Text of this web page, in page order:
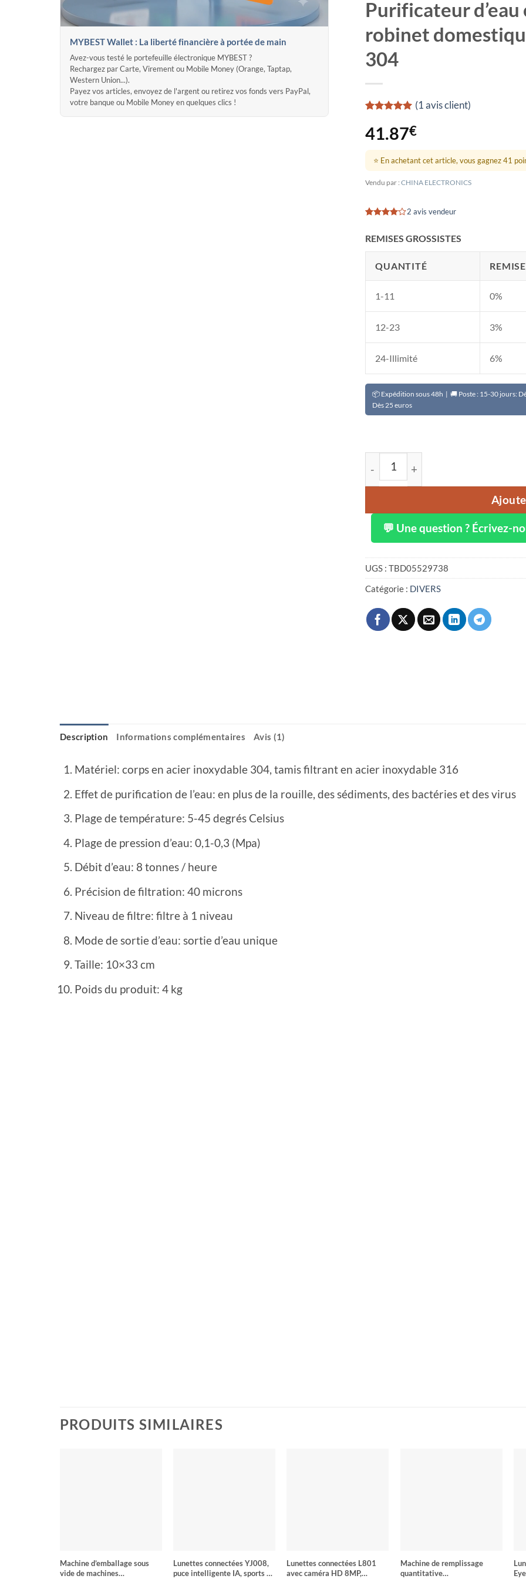
MYBEST Wallet : La liberté financière à portée de main
Avez-vous testé le portefeuille électronique MYBEST ?
Rechargez par Carte, Virement ou Mobile Money (Orange, Taptap,
Western Union...).
Payez vos articles, envoyez de l'argent ou retirez vos fonds vers PayPal,
votre banque ou Mobile Money en quelques clics !
Purificateur d’eau
robinet
304
5 basé sur
notation
client
(1avis client)
41.87€
⭐ En achetant cet article, vous gagnez 41
Vendu par :CHINA ELECTRONICS
basé sur
2 avis vendeur
REMISES GROSSISTES
QUANTITÉ REMISE
1-11 0%
12-23 3%
24-Illimité 6%
📦 Expédition sous 48h | 🚚 Poste : 15-30 jours:
Dès 25 euros
quantité de Purificateur d'eau
💬 Une question ? Écrivez-
UGS :TBD05529738
Catégorie : DIVERS
Description Informations complémentaires Avis (1)
Matériel: corps en acier inoxydable 304, tamis filtrant en acier inoxydable 316
Effet de purification de l’eau: en plus de la rouille, des sédiments, des bactéries et des virus
Plage de température: 5-45 degrés Celsius
Plage de pression d’eau: 0,1-0,3 (Mpa)
Débit d’eau: 8 tonnes / heure
Précision de filtration: 40 microns
Niveau de filtre: filtre à 1 niveau
Mode de sortie d’eau: sortie d’eau unique
Taille: 10×33 cm
Poids du produit: 4 kg
PRODUITS SIMILAIRES
Machine d’emballage sous
vide de machines
Lunettes connectées YJ008,
puce intelligente IA, sports de
Lunettes connectées L801
avec caméra HD 8MP,
Machine de remplissage
quantitative